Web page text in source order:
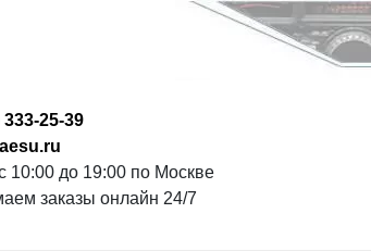
333-25-39
10:00 до 19:00 по Москве
заказы онлайн 24/7